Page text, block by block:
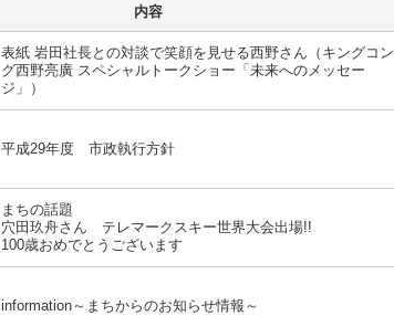
内容
表紙 岩田社長との対談で笑顔を見せる西野さん（キングコン
グ西野亮廣 スペシャルトークショー「未来へのメッセー
ジ」）
平成29年度 市政執行方針
まちの話題
穴田玖舟さん テレマークスキー世界大会出場!!
100歳おめでとうございます
information～まちからのお知らせ情報～